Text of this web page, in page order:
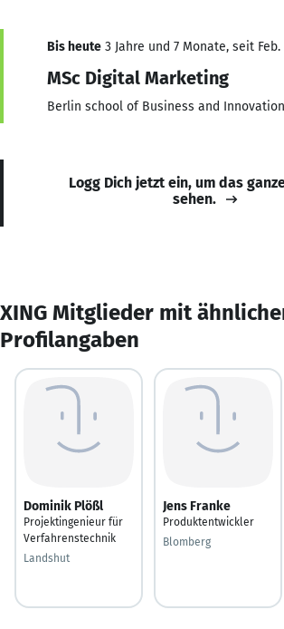
Bis heute 3 Jahre und 7 Monate, seit Feb.
MSc Digital Marketing
Berlin school of Business and Innovation
Logg Dich jetzt ein, um das
sehen.
XING Mitglieder mit
Profilangaben
Dominik Plößl
Projektingenieur für
Verfahrenstechnik
Landshut
Jens Franke
Produktentwickler
Blomberg